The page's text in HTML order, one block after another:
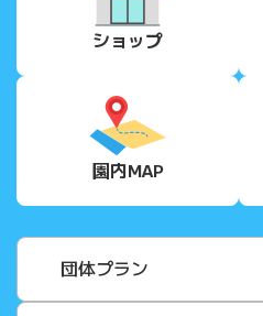
ショップ
園内MAP
団体プラン